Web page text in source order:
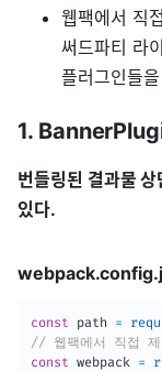
웹팩에서 직
써드파티 라
플러그인들
1.
번들링된 결과물
있다.
const path =
// 웹팩에서 직접 제
const webpack =